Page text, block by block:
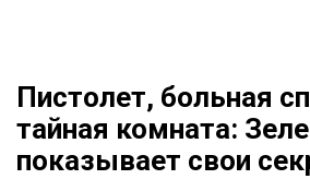
Пистолет, больная
тайная комната:
показывает свои